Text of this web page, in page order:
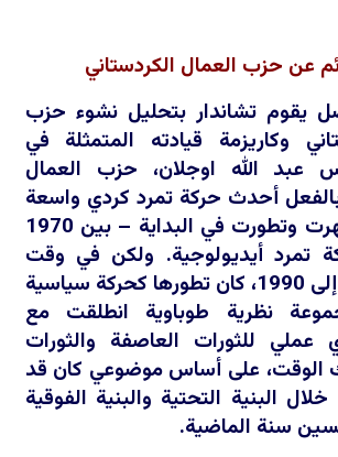
يقوم تشاندار بتحليل نشوء حزب
وكاريزمة قيادته المتمثلة في
الله اوجلان، حزب العمال
أحدث حركة تمرد كردي واسعة
النطاق والتي ظهرت وتطورت في البداية – بين 1970
كحركة تمرد أيديولوجية. ولكن في وقت
لاحق من 1980 إلى 1990، كان تطورها كحركة سياسية
نظرية طوباوية انطلقت مع
للثورات العاصفة والثورات
الوقت، على أساس موضوعي كان قد
البنية التحتية والبنية الفوقية
سنة الماضية.